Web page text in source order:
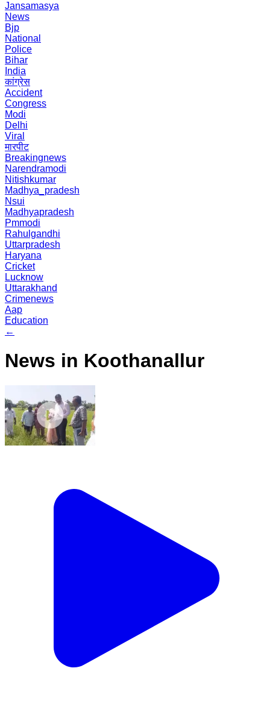
Jansamasya
News
Bjp
National
Police
Bihar
India
कांग्रेस
Accident
Congress
Modi
Delhi
Viral
मारपीट
Breakingnews
Narendramodi
Nitishkumar
Madhya_pradesh
Nsui
Madhyapradesh
Pmmodi
Rahulgandhi
Uttarpradesh
Haryana
Cricket
Lucknow
Uttarakhand
Crimenews
Aap
Education
←
News in Koothanallur